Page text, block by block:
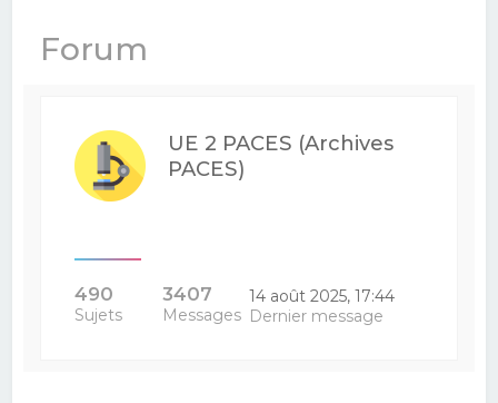
Forum
UE 2 PACES (Archives
PACES)
490
Sujets
3407
Messages
14 août 2025, 17:44
Dernier message